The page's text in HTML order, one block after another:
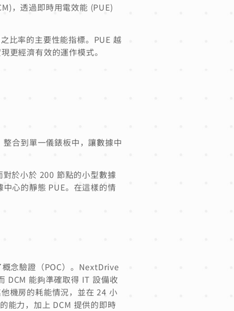
，透過即時用電效能 (PUE)
比率的主要性能指標。PUE 越
更經濟有效的運作模式。
合到單一儀錶板中，讓數據中
於小於 200 節點的小型數據
心的靜態 PUE。在這樣的情
念驗證（POC）。NextDrive
DCM 能夠準確取得 IT 設備收
機房的耗能情況，並在 24 小
能力，加上 DCM 提供的即時